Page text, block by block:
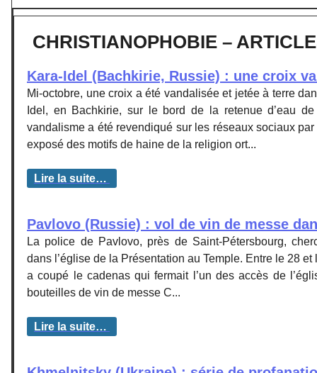
CHRISTIANOPHOBIE –
Kara-Idel (Bachkirie, Russie) : une croix
Mi-octobre, une croix a été vandalisée et jetée à terre
Idel, en Bachkirie, sur le bord de la retenue d’eau de
vandalisme a été revendiqué sur les réseaux sociaux
exposé des motifs de haine de la religion ort...
Lire la suite…
Pavlovo (Russie) : vol de vin de messe
La police de Pavlovo, près de Saint-Pétersbourg,
dans l’église de la Présentation au Temple. Entre le 28
a coupé le cadenas qui fermait l’un des accès de
bouteilles de vin de messe C...
Lire la suite…